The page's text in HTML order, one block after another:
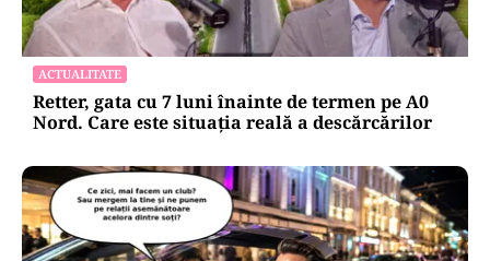
HOROSCOP
Horoscop 7 august 2026: ziua în care Berbecii își
pierd răbdarea, iar Taurii pierd bani